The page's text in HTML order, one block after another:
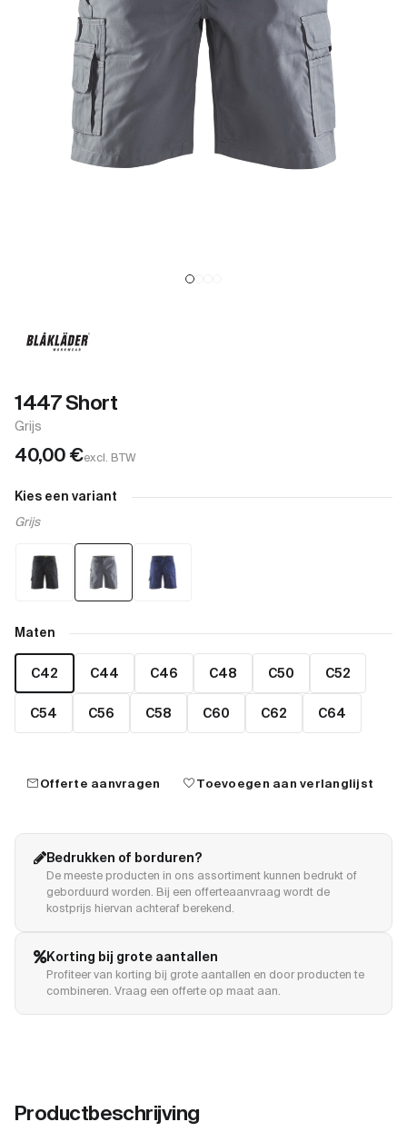
1447 Short
Grijs
40,00€excl. BTW
Kies een variant
Grijs
Maten
C42 C44 C46 C48 C50 C52
C54 C56 C58 C60 C62 C64
mailOfferte aanvragen favoriteToevoegen aan verlanglijst
Bedrukken of borduren?
De meeste producten in ons assortiment kunnen bedrukt of
geborduurd worden. Bij een offerteaanvraag wordt de
kostprijs hiervan achteraf berekend.
Korting bij grote aantallen
Profiteer van korting bij grote aantallen en door producten te
combineren. Vraag een offerte op maat aan.
Productbeschrijving